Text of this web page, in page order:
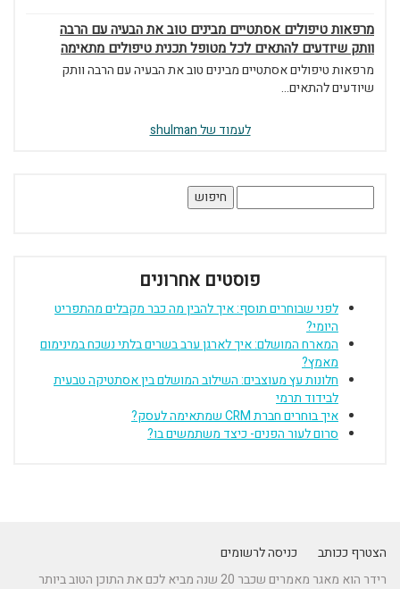
מרפאות טיפולים אסתטיים מבינים טוב את הבעיה עם הרבה
וותק שיודעים להתאים לכל מטופל תכנית טיפולים מתאימה
מרפאות טיפולים אסתטיים מבינים טוב את הבעיה עם הרבה וותק
שיודעים להתאים...
לעמוד של shulman
פוסטים אחרונים
לפני שבוחרים תוסף: איך להבין מה כבר מקבלים מהתפריט
היומי?
המארח המושלם: איך לארגן ערב בשרים בלתי נשכח במינימום
מאמץ?
חלונות עץ מעוצבים: השילוב המושלם בין אסתטיקה טבעית
לבידוד תרמי
איך בוחרים חברת CRM שמתאימה לעסק?
סרום לעור הפנים- כיצד משתמשים בו?
הצטרף ככותב
כניסה לרשומים
רידר הוא מאגר מאמרים שכבר 20 שנה מביא לכם את התוכן הטוב ביותר